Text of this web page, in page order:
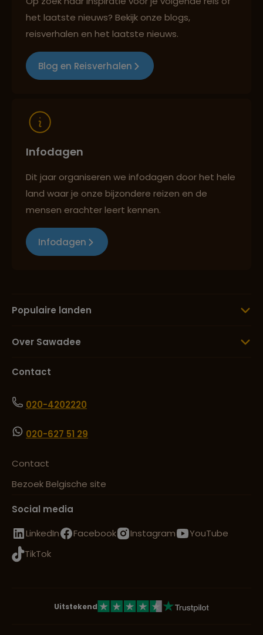
Best beoordeelde reisroutes
het laatste nieuws? Bekijk onze blogs,
reisverhalen en het laatste nieuws.
Blog en Reisverhalen
Infodagen
Dit jaar organiseren we infodagen door het hele
land waar je onze bijzondere reizen en de
mensen erachter leert kennen.
Infodagen
Populaire landen
Over Sawadee
Contact
020-4202220
020-627 51 29
Contact
Bezoek Belgische site
Social media
LinkedIn
Facebook Instagram
YouTube
TikTok
Uitstekend